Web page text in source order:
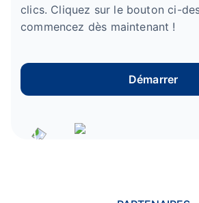
clics. Cliquez sur le bouton ci-
commencez dès maintenant !
Démarrer